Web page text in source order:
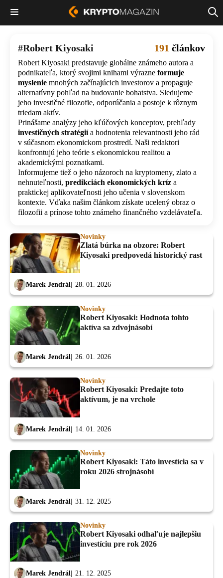
Robert Kiyosaki 191 článkov
Robert Kiyosaki predstavuje globálne známeho autora a
podnikateľa, ktorý svojimi knihami výrazne formuje
myslenie mnohých začínajúcich investorov a propaguje
alternatívny pohľad na budovanie bohatstva. Sledujeme
jeho investičné filozofie, odporúčania a postoje k rôznym
triedam aktív.
Prinášame analýzy jeho kľúčových konceptov, prehľady
investičných stratégiía hodnotenia relevantnosti jeho rád
v súčasnom ekonomickom prostredí. Naši redaktori
konfrontujú jeho teórie s ekonomickou realitou a
akademickými poznatkami.
Informujeme tiež o jeho názoroch na kryptomeny, zlato a
nehnuteľnosti, predikciách ekonomických kríz a
praktickej aplikovateľnosti jeho učenia v slovenskom
kontexte. Vďaka našim článkom získate ucelený obraz o
filozofii a prínose tohto známeho finančného vzdelávateľa.
Novinky
Zlatá búrka na obzore: Robert
Kiyosaki predpovedá historický rast
Marek Jendrál 28. 01. 2026
Novinky
Robert Kiyosaki: Hodnota tohto
aktíva sa zdvojnásobí
Marek Jendrál 26. 01. 2026
Novinky
Robert Kiyosaki: Predajte toto
aktívum, je na vrchole
Marek Jendrál 14. 01. 2026
Novinky
Robert Kiyosaki: Táto investícia sa v
roku 2026 strojnásobí
Marek Jendrál 31. 12. 2025
Novinky
Robert Kiyosaki odhaľuje najlepšiu
investíciu pre rok 2026
Marek Jendrál 21. 12. 2025